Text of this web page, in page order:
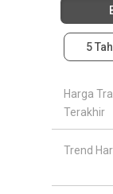
5
Harga
Terakhir
Trend